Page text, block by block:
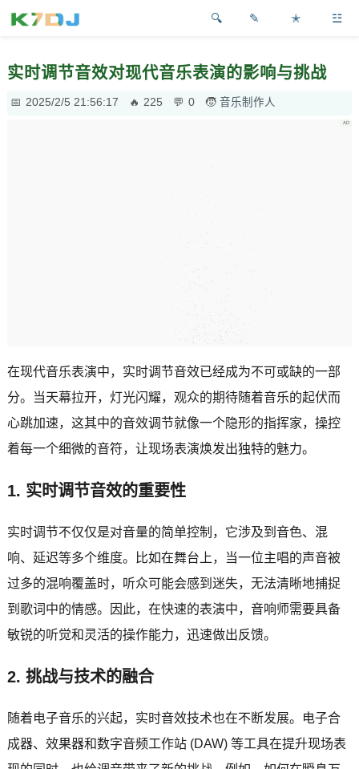
✎ ✭ ☳
实时调节音效对现代音乐表演的影响与挑战
2025/2/5 21:56:17 225 0 音乐制作人
在现代音乐表演中，实时调节音效已经成为不可或缺的一部
分。当天幕拉开，灯光闪耀，观众的期待随着音乐的起伏而
心跳加速，这其中的音效调节就像一个隐形的指挥家，操控
着每一个细微的音符，让现场表演焕发出独特的魅力。
1. 实时调节音效的重要性
实时调节不仅仅是对音量的简单控制，它涉及到音色、混
响、延迟等多个维度。比如在舞台上，当一位主唱的声音被
过多的混响覆盖时，听众可能会感到迷失，无法清晰地捕捉
到歌词中的情感。因此，在快速的表演中，音响师需要具备
敏锐的听觉和灵活的操作能力，迅速做出反馈。
2. 挑战与技术的融合
随着电子音乐的兴起，实时音效技术也在不断发展。电子合
成器、效果器和数字音频工作站 (DAW) 等工具在提升现场表